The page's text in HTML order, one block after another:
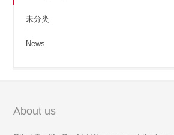
未分类
News
About us